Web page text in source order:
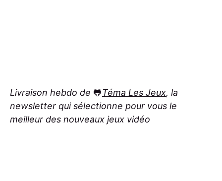
Livraison hebdo de 🐸Téma Les Jeux, la
newsletter qui sélectionne pour vous le
meilleur des nouveaux jeux vidéo